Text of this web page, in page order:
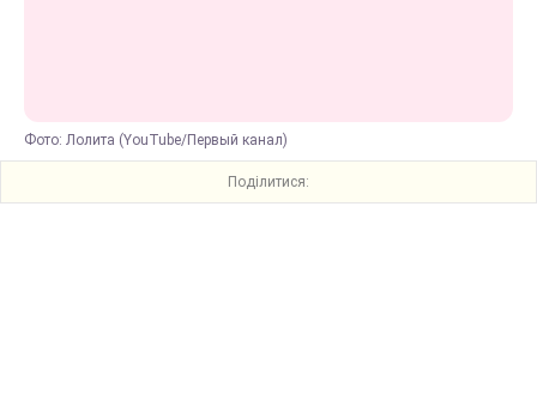
Фото: Лолита (YouTube/Первый канал)
Поділитися: